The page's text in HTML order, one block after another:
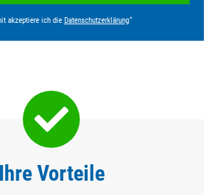
akzeptiere ich die Daten­schutz­erklärung*
Ihre Vorteile